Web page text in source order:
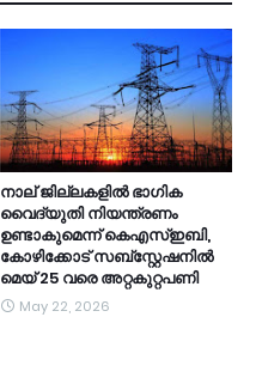
നാല് ജില്ലകളിൽ ഭാഗിക
വൈദ്യുതി നിയന്ത്രണം
ഉണ്ടാകുമെന്ന് കെഎസ്ഇബി,
കോഴിക്കോട് സബ്സ്റ്റേഷനിൽ
മെയ് 25 വരെ അറ്റകുറ്റപണി
May 22, 2026